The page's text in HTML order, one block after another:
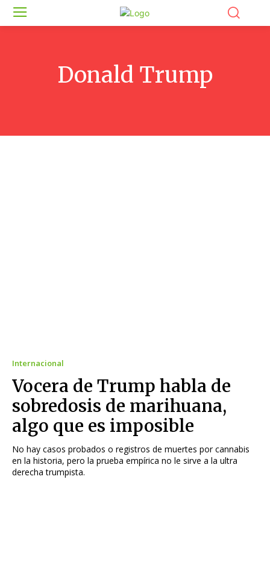
Donald Trump
Internacional
Vocera de Trump habla de
sobredosis de marihuana,
algo que es imposible
No hay casos probados o registros de muertes por cannabis
en la historia, pero la prueba empírica no le sirve a la ultra
derecha trumpista.